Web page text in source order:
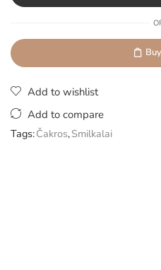
Add to wishlist
Add to compare
Tags:Čakros,Smilkalai